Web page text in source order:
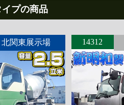
プの商品
北関東展示場 14312